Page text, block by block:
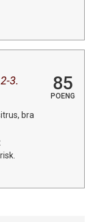
3.
85
POENG
bra